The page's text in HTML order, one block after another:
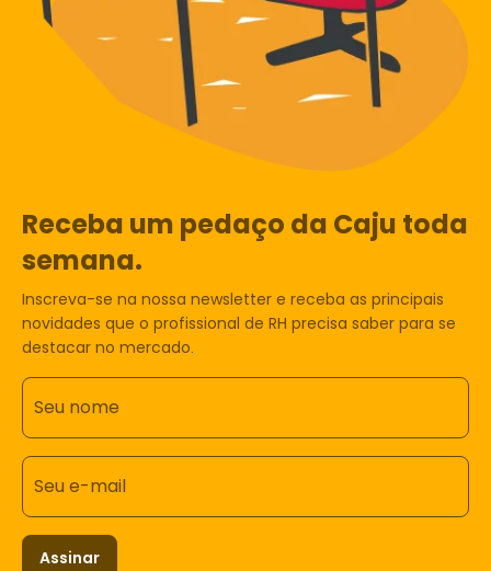
Receba um pedaço da Caju toda
semana.
Inscreva-se na nossa newsletter e receba as principais
novidades que o profissional de RH precisa saber para se
destacar no mercado.
Seu nome
Seu e-mail
Assinar